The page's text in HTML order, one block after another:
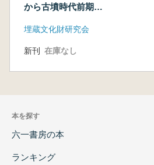
から古墳時代前期を
埋蔵文化財研究会
新刊 在庫なし
本を探す
六一書房の本
ランキング